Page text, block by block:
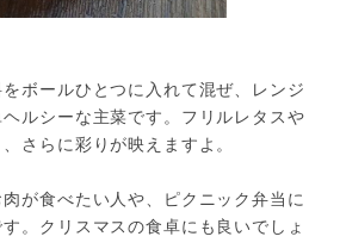
ボールひとつに入れて混ぜ、レンジ
ルシーな主菜です。フリルレタスや
さらに彩りが映えますよ。
が食べたい人や、ピクニック弁当に
。クリスマスの食卓にも良いでしょ